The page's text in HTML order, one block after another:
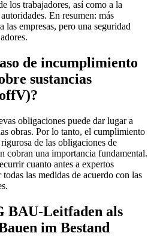
los trabajadores, así como a la
En resumen: más
las empresas, pero una seguridad
de incumplimiento
sustancias
obligaciones puede dar lugar a
obras. Por lo tanto, el cumplimiento
de las obligaciones de
cobran una importancia fundamental.
cuanto antes a expertos
las medidas de acuerdo con las
BAU-Leitfaden als
im Bestand